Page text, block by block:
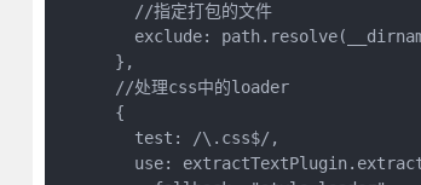
        //指定打包的文件
exclude:
      },
      //处理css中的loader
      {
        test: /\.css$/,
use: